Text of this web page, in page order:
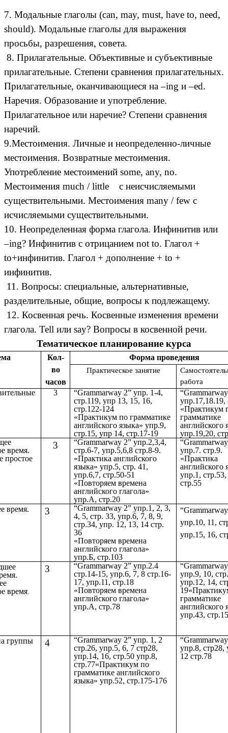
7. Модальные глаголы (can, may, must, have to, need,
should). Модальные глаголы для выражения
просьбы, разрешения, совета.
8. Прилагательные. Объективные и субъективные
прилагательные. Степени сравнения прилагательных.
Прилагательные, оканчивающиеся на –ing и –ed.
Наречия. Образование и употребление.
Прилагательное или наречие? Степени сравнения
наречий.
9.Местоимения. Личные и неопределенно-личные
местоимения. Возвратные местоимения.
Употребление местоимений some, any, no.
Местоимения much / little с неисчисляемыми
существительными. Местоимения many / few с
исчисляемыми существительными.
10. Неопределенная форма глагола. Инфинитив или
–ing? Инфинитив с отрицанием not to. Глагол +
to+инфинитив. Глагол + дополнение + to +
инфинитив.
11. Вопросы: специальные, альтернативные,
разделительные, общие, вопросы к подлежащему.
12. Косвенная речь. Косвенные изменения времени
глагола. Tell или say? Вопросы в косвенной речи.
Тематическое планирование курса
Кол-
во
часов
Форма проведения
Практическое занятие
работа
3
“Grammarway 2” упр. 1-4,
стр.119, упр 13, 15, 16,
стр.122-124
«Практикум по грамматике
английского языка» упр.9,
стр.15, упр 14, стр.17-19
упр.17,18.19,
«Практикум
грамматике
английского
упр.19,20,
время.
простое
3
“Grammarway 2” упр.2,3,4,
стр.6-7, упр.5,6,8 стр.8-9.
«Практика английского
языка» упр.5, стр. 41,
упр.6,7, стр.50-51
«Повторяем времена
английского глагола»
упр.А, стр.20
упр.7. стр.9.
«Практика
английского
упр.1,
стр.55
время. 3
“Grammarway 2” упр.1, 2, 3,
4, 5, стр. 33, упр.6, 7, 8, 9,
стр.34, упр. 12, 13, 14 стр.
36
«Повторяем времена
английского глагола»
упр.Б, стр.103
упр.10, 11,
упр.15, 16,
время
3
“Grammarway 2” упр.2.4
стр.14-15, упр.6, 7, 8 стр.16-
17, упр.11, стр.18
«Повторяем времена
английского глагола»
упр.А, стр.78
упр.9, 10,
упр.12, 14,
грамматике
английского
упр.43,
группы 4
“Grammarway 2” упр. 1, 2
стр.26, упр.5, 6, 7 стр28,
упр.14, 16, стр.50 упр.8,
стр.77«Практикум по
грамматике английского
языка» упр.52, стр.175-176
упр.8, стр28,
12 стр.78